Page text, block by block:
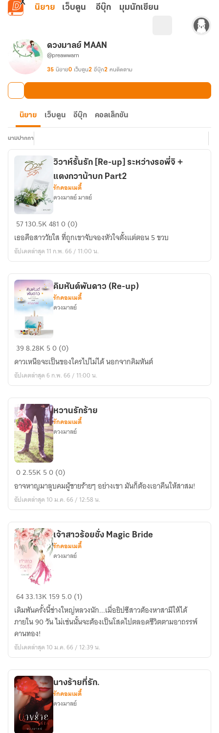
ข้ามไปยังเนื้อหาหลัก
นิยาย เว็บตูน อีบุ๊ก มุมนักเขียน
ดวงมาลย์ MAAN
@preawwarn
35 นิยาย0 เว็บตูน2 อีบุ๊ก2 คนติดตาม
นิยาย เว็บตูน อีบุ๊ก คอลเล็กชัน
นามปากกา
วิวาห์
รัก
[Re-
ระหว่าง
รอ
พี่
จิ
แตงกวา
น้า
บก
Part2
วิวาห์รั้นรัก [Re-up] ระหว่างรอพี่จิ +
แตงกวาน้าบก Part2
รักคอมเมดี้
ดวงมาลย์ มาลย์
57130.5K4810 (0)
เธอคือสาววัยใส ที่ถูกเขาจับจองหัวใจตั้งแต่ตอน 5 ขวบ
อัปเดตล่าสุด 11 ก.พ. 66 / 11:00 น.
คิมหันต์
ดาว
(Re-
คิมหันต์พันดาว (Re-up)
รักคอมเมดี้
ดวงมาลย์
398.28K 50 (0)
ดาวเหนือจะเป็นของใครไปไม่ได้ นอกจากคิมหันต์
อัปเดตล่าสุด 6 ก.พ. 66 / 11:00 น.
หวาน
ร้าย
หวานรักร้าย
รักคอมเมดี้
ดวงมาลย์
02.55K 50 (0)
อาจหาญมาลูบคมผู้ชายร้ายๆ อย่างเขา มันก็ต้องเอาคืนให้สาสม!
อัปเดตล่าสุด 10 ม.ค. 66 / 12:58 น.
เจ้า
สาว
ร้อย
ชั่ง
Magic
Bride
เจ้าสาวร้อยชั่ง Magic Bride
รักคอมเมดี้
ดวงมาลย์
6433.13K 159 5.0 (1)
เดิมพันครั้งนี้ช่างใหญ่หลวงนัก...เมื่อยิปซีสาวต้องหาสามีให้ได้
ภายใน 90 วัน ไม่เช่นนั้นจะต้องเป็นโสดไปตลอดชีวิตตามอาถรรพ์
คานทอง!
อัปเดตล่าสุด 10 ม.ค. 66 / 12:39 น.
นางร้ายที่รัก.
รักคอมเมดี้
ดวงมาลย์